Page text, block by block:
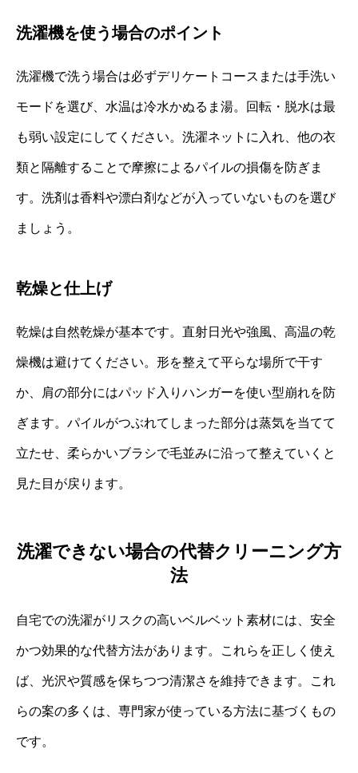
洗濯機を使う場合のポイント
洗濯機で洗う場合は必ずデリケートコースまたは手洗い
モードを選び、水温は冷水かぬるま湯。回転・脱水は最
も弱い設定にしてください。洗濯ネットに入れ、他の衣
類と隔離することで摩擦によるパイルの損傷を防ぎま
す。洗剤は香料や漂白剤などが入っていないものを選び
ましょう。
乾燥と仕上げ
乾燥は自然乾燥が基本です。直射日光や強風、高温の乾
燥機は避けてください。形を整えて平らな場所で干す
か、肩の部分にはパッド入りハンガーを使い型崩れを防
ぎます。パイルがつぶれてしまった部分は蒸気を当てて
立たせ、柔らかいブラシで毛並みに沿って整えていくと
見た目が戻ります。
洗濯できない場合の代替クリーニング方
法
自宅での洗濯がリスクの高いベルベット素材には、安全
かつ効果的な代替方法があります。これらを正しく使え
ば、光沢や質感を保ちつつ清潔さを維持できます。これ
らの案の多くは、専門家が使っている方法に基づくもの
です。